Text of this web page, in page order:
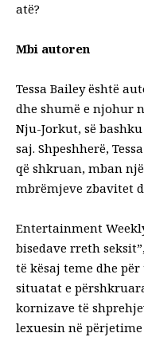
atë?
Mbi autoren
Tessa Bailey është
dhe shumë e njohur
Nju-Jorkut, së
saj. Shpeshherë,
që shkruan, mban
mbrëmjeve zbavitet
Entertainment
bisedave rreth
të kësaj teme dhe
situatat e
kornizave të
lexuesin në